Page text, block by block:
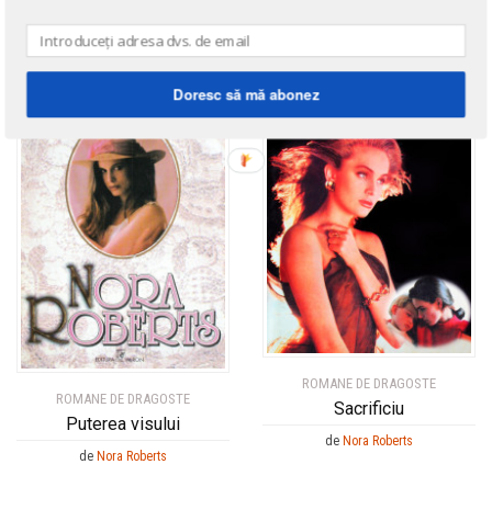
ROMANE DE DRAGOSTE
Puterea visului
de Nora Roberts
ROMANE DE DRAGOSTE
Sacrificiu
de Nora Roberts
Doresc să mă abonez